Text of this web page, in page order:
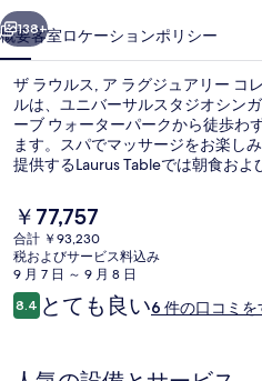
グ
ジ
ュ
ア
リ
ー
コ
レ
ク
次へ
138+
概要客室ロケーションポリシー
ザ ラウルス, ア ラグジュアリー コ
ルは、ユニバーサルスタジオシン
ーブ ウォーターパークから徒歩わ
ます。スパでマッサージをお楽し
提供するLaurus Tableでは朝食お
ラウンジ、および24 時間営業のフ
す。旅行者は親切なスタッフを評
な公共交通機関を利用できます。
インビア駅までは 7 分です。
現
在
の
料
金
は
す
￥77,757
合計 ￥93,230
税およびサービス料込み
9 月 7 日 ～ 9 月 8 日
口
コ
8.410段階中8.4
とても良い6 件の口コミ